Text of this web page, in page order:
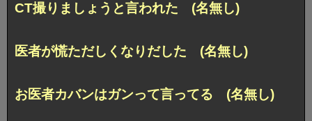
CT撮りましょうと言われた (名無し)
医者が慌ただしくなりだした (名無し)
お医者カバンはガンって言ってる (名無し)